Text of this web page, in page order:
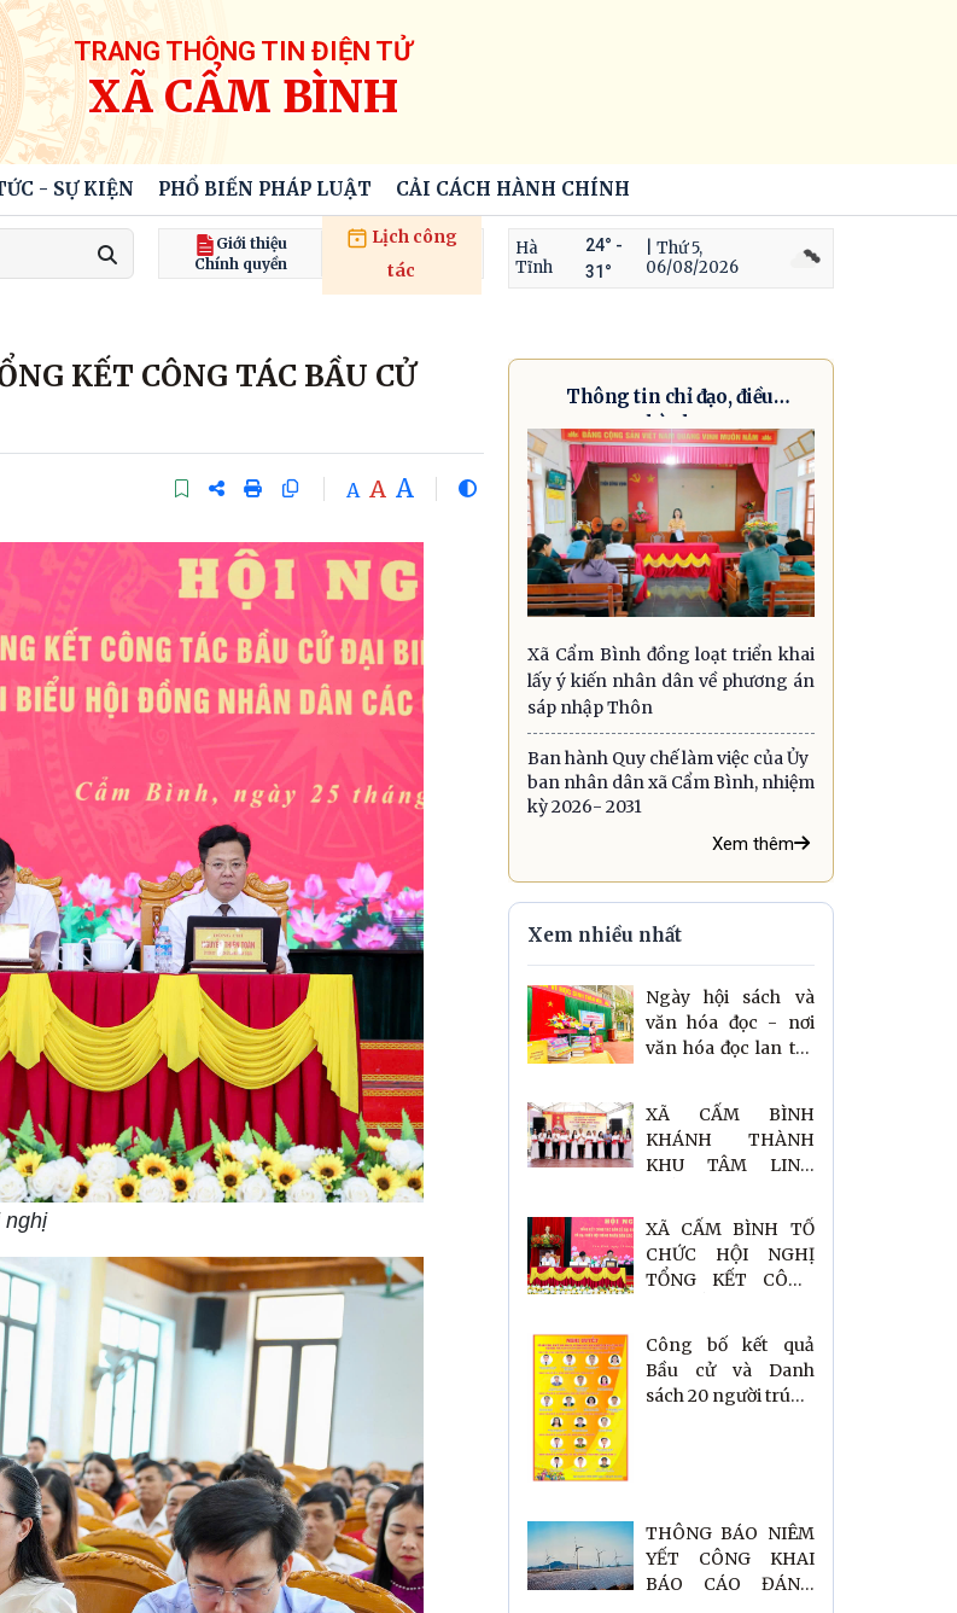
TRANG THÔNG TIN ĐIỆN TỬ
XÃ CẨM BÌNH
- SỰ KIỆN PHỔ BIẾN PHÁP LUẬT CẢI CÁCH HÀNH CHÍNH
Giới thiệu
Chính quyền
Lịch công
tác
Hà
Tĩnh
24° -
31°
| Thứ 5,
06/08/2026
KẾT CÔNG TÁC BẦU CỬ
A A A
nghị
Thông tin chỉ đạo, điều
hành
Xã Cẩm Bình đồng loạt triển khai
lấy ý kiến nhân dân về phương án
sáp nhập Thôn
Ban hành Quy chế làm việc của Ủy
ban nhân dân xã Cẩm Bình, nhiệm
kỳ 2026- 2031
Xem thêm
Xem nhiều nhất
Ngày hội sách và
văn hóa đọc - nơi
văn hóa đọc lan tỏa
XÃ CẨM BÌNH
KHÁNH THÀNH
KHU TÂM LINH
HƯNG MỸ
XÃ CẨM BÌNH TỔ
CHỨC HỘI NGHỊ
TỔNG KẾT CÔNG
KỲ 2026–2031
Công bố kết quả
Bầu cử và Danh
sách 20 người trúng
THÔNG BÁO NIÊM
YẾT CÔNG KHAI
BÁO CÁO ĐÁNH